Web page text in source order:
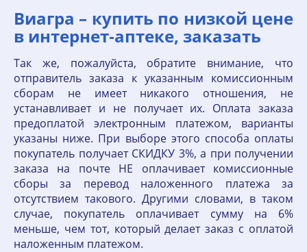
Виагра – купить по низкой цене
в интернет‐аптеке, заказать
Так же, пожалуйста, обратите внимание, что
отправитель заказа к указанным комиссионным
сборам не имеет никакого отношения, не
устанавливает и не получает их. Оплата заказа
предоплатой электронным платежом, варианты
указаны ниже. При выборе этого способа оплаты
покупатель получает СКИДКУ 3%, а при получении
заказа на почте НЕ оплачивает комиссионные
сборы за перевод наложенного платежа за
отсутствием такового. Другими словами, в таком
случае, покупатель оплачивает сумму на 6%
меньше, чем тот, который делает заказ с оплатой
наложенным платежом.